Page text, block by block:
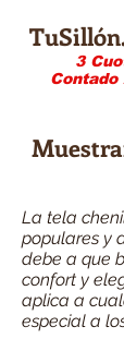
3
Contado
La tela
populares y
debe a que
confort y
aplica a
especial a